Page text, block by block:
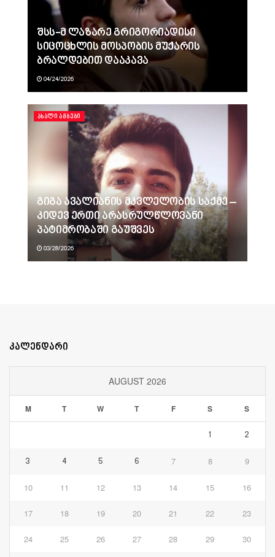
შსს-მ ლაზარე გრიგორიადისი
სიცოცხლის მოსპობის მუქარის
ბრალდებით დააკავა
04/24/2026
ᲐᲮᲐᲚᲘ ᲐᲛᲑᲔᲑᲘ
გიგა ავალიანის მკვლელობის საქმე –
კიდევ ერთი არასრულწლოვანი
პატიმრობაში გაუშვეს
03/28/2026
კალენდარი
AUGUST 2026
M T W T F S S
1 2
3 4 5 6 7 8 9
10 11 12 13 14 15 16
17 18 19 20 21 22 23
24 25 26 27 28 29 30